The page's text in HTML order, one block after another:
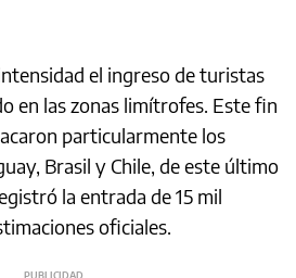
el ingreso de turistas
en las zonas limítrofes. Este fin
particularmente los
Brasil y Chile, de este último
la entrada de 15 mil
oficiales.